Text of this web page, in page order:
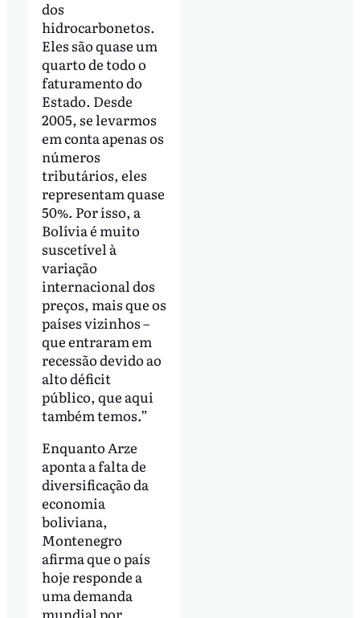
dos
hidrocarbonetos.
Eles são quase um
quarto de todo o
faturamento do
Estado. Desde
2005, se levarmos
em conta apenas os
números
tributários, eles
representam quase
50%. Por isso, a
Bolívia é muito
suscetível à
variação
internacional dos
preços, mais que os
países vizinhos –
que entraram em
recessão devido ao
alto déficit
público, que aqui
também temos.”
Enquanto Arze
aponta a falta de
diversificação da
economia
boliviana,
Montenegro
afirma que o país
hoje responde a
uma demanda
mundial por